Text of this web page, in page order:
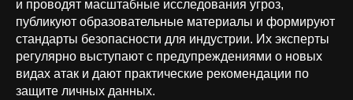
и проводят масштабные исследования угроз,
публикуют образовательные материалы и формируют
стандарты безопасности для индустрии. Их эксперты
регулярно выступают с предупреждениями о новых
видах атак и дают практические рекомендации по
защите личных данных.